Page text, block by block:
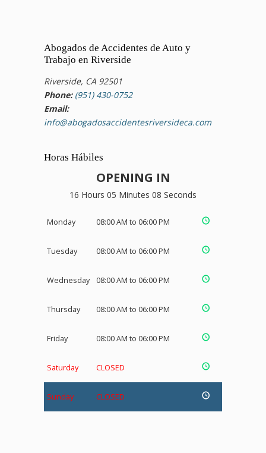
Abogados de Accidentes de Auto y
Trabajo en Riverside
Riverside, CA 92501
Phone: (951) 430-0752
Email:
info@abogadosaccidentesriversideca.com
Horas Hábiles
OPENING IN
16 Hours 05 Minutes 08 Seconds
Monday 08:00 AM to 06:00 PM
Tuesday 08:00 AM to 06:00 PM
Wednesday 08:00 AM to 06:00 PM
Thursday 08:00 AM to 06:00 PM
Friday 08:00 AM to 06:00 PM
Saturday CLOSED
Sunday CLOSED